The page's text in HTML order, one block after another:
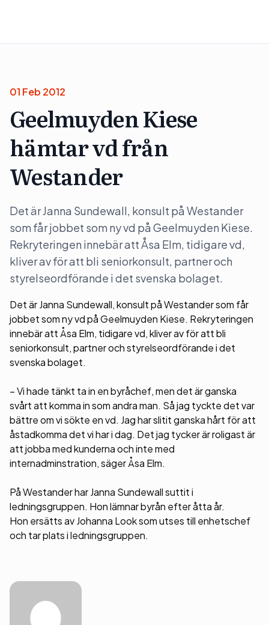
01 Feb 2012
Geelmuyden Kiese
hämtar vd från
Westander
Det är Janna Sundewall, konsult på Westander
som får jobbet som ny vd på Geelmuyden Kiese.
Rekryteringen innebär att Åsa Elm, tidigare vd,
kliver av för att bli seniorkonsult, partner och
styrelseordförande i det svenska bolaget.
Det är Janna Sundewall, konsult på Westander som får
jobbet som ny vd på Geelmuyden Kiese. Rekryteringen
innebär att Åsa Elm, tidigare vd, kliver av för att bli
seniorkonsult, partner och styrelseordförande i det
svenska bolaget.
– Vi hade tänkt ta in en byråchef, men det är ganska
svårt att komma in som andra man. Så jag tyckte det var
bättre om vi sökte en vd. Jag har slitit ganska hårt för att
åstadkomma det vi har i dag. Det jag tycker är roligast är
att jobba med kunderna och inte med
internadminstration, säger Åsa Elm.
På Westander har Janna Sundewall suttit i
ledningsgruppen. Hon lämnar byrån efter åtta år.
Hon ersätts av Johanna Look som utses till enhetschef
och tar plats i ledningsgruppen.